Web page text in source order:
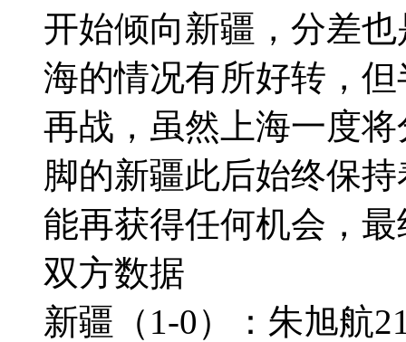
开始倾向新疆，分差
海的情况有所好转，
再战，虽然上海一度
脚的新疆此后始终保
能再获得任何机会，
双方数据
新疆（1-0）：朱旭航